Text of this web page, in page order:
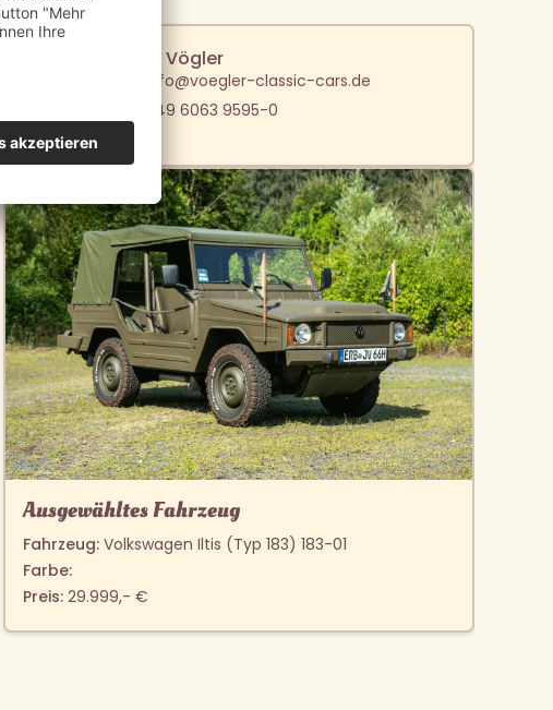
Jan Vögler
info@voegler-classic-cars.de
+49 6063 9595-0
Ausgewähltes Fahrzeug
Fahrzeug:Volkswagen Iltis (Typ 183) 183-01
Farbe:
Preis:29.999,- €